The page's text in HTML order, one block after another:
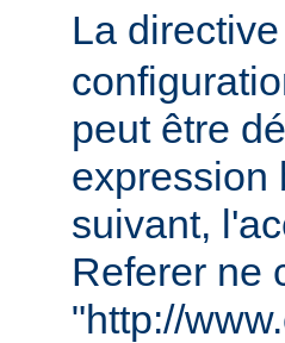
La directive
peut être
expression
suivant,
Referer ne
"http://